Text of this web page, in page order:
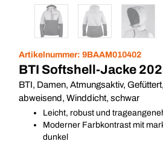
Artikelnummer: 9BAAM010402
BTI Softshell-Jacke
BTI, Damen, Atmungsaktiv,
abweisend, Winddicht, schwar
Leicht, robust und
Moderner Farbkontrast mit
dunkel